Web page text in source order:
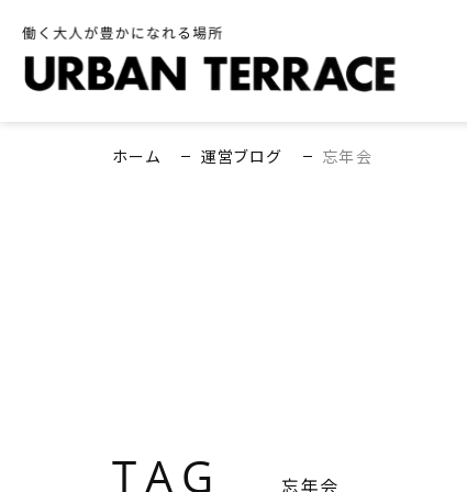
ホーム 運営ブログ 忘年会
TAG 忘年会